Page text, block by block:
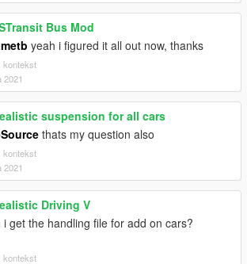
Bus Mod
yeah i figured it all out now, thanks
kontekst
2021
suspension for all cars
thats my question also
kontekst
2021
Driving V
i get the handling file for add on cars?
kontekst